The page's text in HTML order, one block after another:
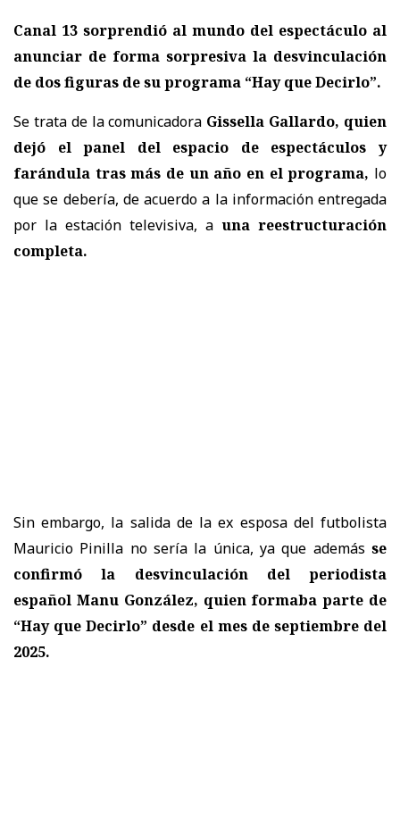
Canal 13 sorprendió al mundo del espectáculo al
anunciar de forma sorpresiva la desvinculación
de dos figuras de su programa “Hay que Decirlo”.
Se trata de la comunicadora Gissella Gallardo, quien
dejó el panel del espacio de espectáculos y
farándula tras más de un año en el programa, lo
que se debería, de acuerdo a la información entregada
por la estación televisiva, a una reestructuración
completa.
Sin embargo, la salida de la ex esposa del futbolista
Mauricio Pinilla no sería la única, ya que además se
confirmó la desvinculación del periodista
español Manu González, quien formaba parte de
“Hay que Decirlo” desde el mes de septiembre del
2025.